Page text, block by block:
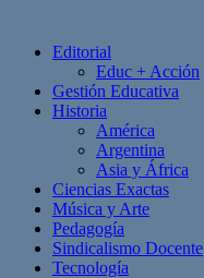
Editorial
Educ + Acción
Gestión Educativa
Historia
América
Argentina
Asia y África
Ciencias Exactas
Música y Arte
Pedagogía
Sindicalismo Docente
Tecnología